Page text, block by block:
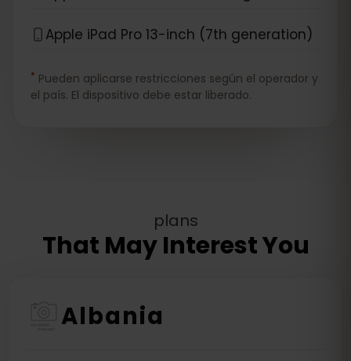
Apple iPad Pro 13-inch (7th generation)
* Pueden aplicarse restricciones según el operador y
el país. El dispositivo debe estar liberado.
plans
That May Interest You
Albania